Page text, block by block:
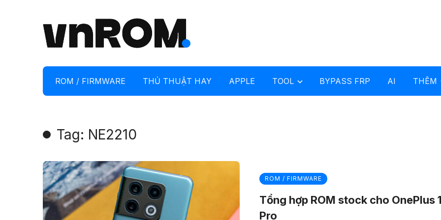
ROM / FIRMWARE THỦ THUẬT HAY APPLE TOOL BYPASS FRP AI THÊM
Tag: NE2210
ROM / FIRMWARE
Tổng hợp ROM stock cho OnePlus
Pro